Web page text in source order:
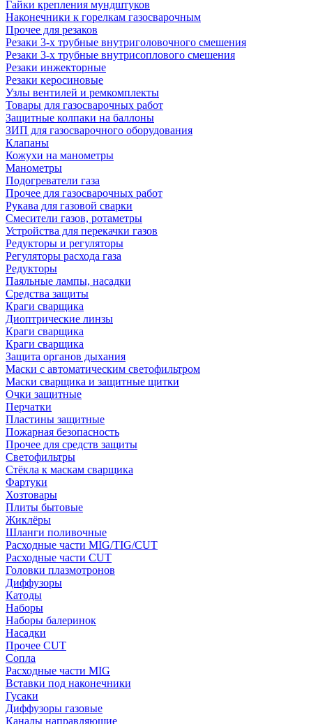
Гайки крепления мундштуков
Наконечники к горелкам газосварочным
Прочее для резаков
Резаки 3-х трубные внутриголовочного смешения
Резаки 3-х трубные внутрисоплового смешения
Резаки инжекторные
Резаки керосиновые
Узлы вентилей и ремкомплекты
Товары для газосварочных работ
Защитные колпаки на баллоны
ЗИП для газосварочного оборудования
Клапаны
Кожухи на манометры
Манометры
Подогреватели газа
Прочее для газосварочных работ
Рукава для газовой сварки
Смесители газов, ротаметры
Устройства для перекачки газов
Редукторы и регуляторы
Регуляторы расхода газа
Редукторы
Паяльные лампы, насадки
Средства защиты
Краги сварщика
Диоптрические линзы
Краги сварщика
Краги сварщика
Защита органов дыхания
Маски с автоматическим светофильтром
Маски сварщика и защитные щитки
Очки защитные
Перчатки
Пластины защитные
Пожарная безопасность
Прочее для средств защиты
Светофильтры
Стёкла к маскам сварщика
Фартуки
Хозтовары
Плиты бытовые
Жиклёры
Шланги поливочные
Расходные части MIG/TIG/CUT
Расходные части CUT
Головки плазмотронов
Диффузоры
Катоды
Наборы
Наборы балеринок
Насадки
Прочее CUT
Сопла
Расходные части MIG
Вставки под наконечники
Гусаки
Диффузоры газовые
Каналы направляющие